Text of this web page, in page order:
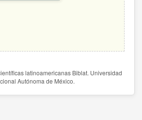
latinoamericanas Biblat. Universidad
Autónoma de México.